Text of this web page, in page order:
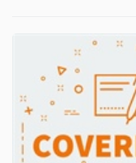
CỔ
PHIẾU